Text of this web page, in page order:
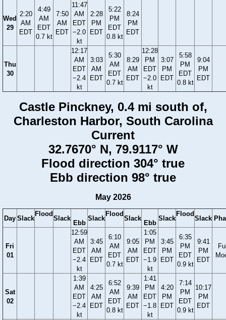
Wed
29
2:20
AM
EDT
4:49
AM
EDT
0.7 kt
7:50
AM
EDT
11:47
AM
EDT
−2.0
kt
2:28
PM
EDT
5:22
PM
EDT
0.8 kt
8:24
PM
EDT
Thu
30
12:17
AM
EDT
−2.4
kt
3:03
AM
EDT
5:30
AM
EDT
0.7 kt
8:29
AM
EDT
12:28
PM
EDT
−2.0
kt
3:07
PM
EDT
5:58
PM
EDT
0.8 kt
9:04
PM
EDT
Castle Pinckney, 0.4 mi south of,
Charleston Harbor, South Carolina
Current
32.7670° N, 79.9117° W
Flood direction 304° true
Ebb direction 98° true
May 2026
Day Slack
Flood
Slack
Ebb
Slack
Flood
Slack
Ebb
Slack
Flood
Slack
Fri
01
12:59
AM
EDT
−2.4
kt
3:45
AM
EDT
6:10
AM
EDT
0.7 kt
9:05
AM
EDT
1:05
PM
EDT
−1.9
kt
3:45
PM
EDT
6:35
PM
EDT
0.9 kt
9:41
PM
EDT
Sat
02
1:39
AM
EDT
−2.4
kt
4:25
AM
EDT
6:52
AM
EDT
0.8 kt
9:39
AM
EDT
1:41
PM
EDT
−1.8
kt
4:20
PM
EDT
7:14
PM
EDT
0.9 kt
10:17
PM
EDT